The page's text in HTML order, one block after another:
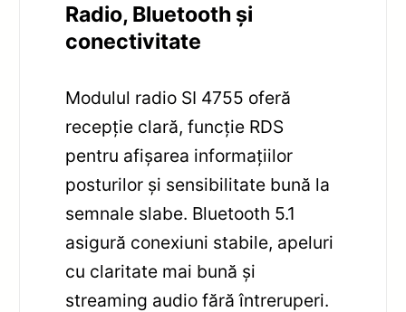
Radio, Bluetooth și
conectivitate
Modulul radio SI 4755 oferă
recepție clară, funcție RDS
pentru afișarea informațiilor
posturilor și sensibilitate bună la
semnale slabe. Bluetooth 5.1
asigură conexiuni stabile, apeluri
cu claritate mai bună și
streaming audio fără întreruperi.